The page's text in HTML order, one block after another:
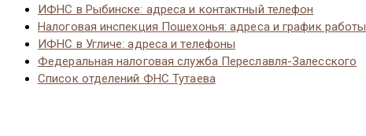
ИФНС в Рыбинске: адреса и контактный телефон
Налоговая инспекция Пошехонья: адреса и график работы
ИФНС в Угличе: адреса и телефоны
Федеральная налоговая служба Переславля-Залесского
Список отделений ФНС Тутаева